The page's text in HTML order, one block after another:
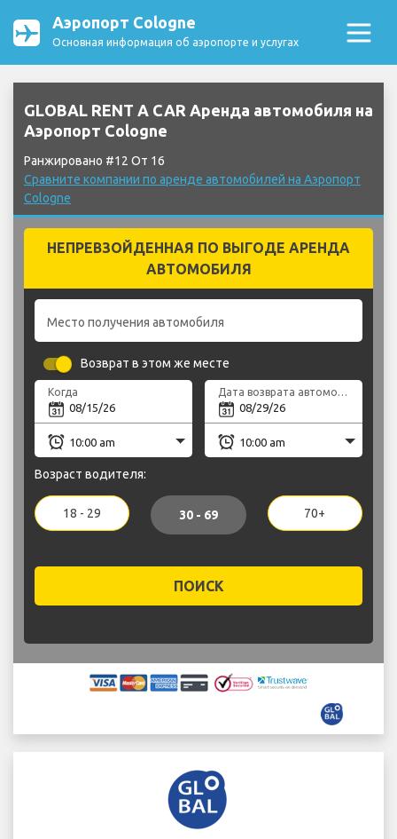
Аэропорт Cologne
Основная информация об аэропорте и услугах
GLOBAL RENT A CAR Аренда автомобиля на
Аэропорт Cologne
Ранжировано #12 От 16
Сравните компании по аренде автомобилей на Аэропорт
Cologne
НЕПРЕВЗОЙДЕННАЯ ПО ВЫГОДЕ АРЕНДА
АВТОМОБИЛЯ
Место получения автомобиля
Возврат в этом же месте
Когда Дата возврата автомобиля
Возраст водителя:
18 - 29 30 - 69 70+
ПОИСК